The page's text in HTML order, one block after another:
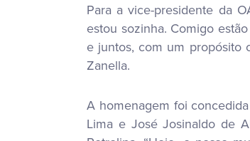
Para a vice-presidente da
estou sozinha. Comigo
e juntos, com um propósito
Zanella.
A homenagem foi
Lima e José Josinaldo de